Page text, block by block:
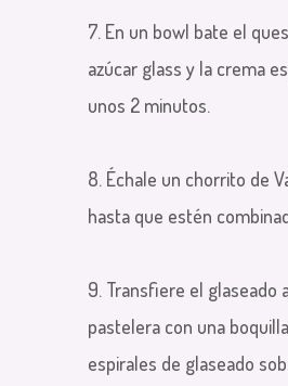
7. En un bowl bate el
azúcar glass y la crema
unos 2 minutos.
8. Échale un chorrito de
hasta que estén
9. Transfiere el glaseado
pastelera con una
espirales de glaseado